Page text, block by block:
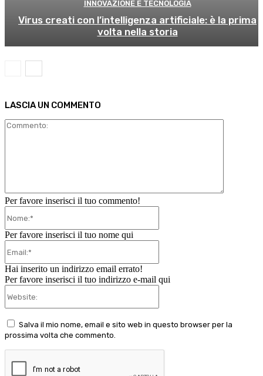
INNOVAZIONE E TECNOLOGIA
Virus creati con l’intelligenza artificiale: è la prima
volta nella storia
LASCIA UN COMMENTO
Per favore inserisci il tuo commento!
Per favore inserisci il tuo nome qui
Hai inserito un indirizzo email errato!
Per favore inserisci il tuo indirizzo e-mail qui
Salva il mio nome, email e sito web in questo browser per la
prossima volta che commento.